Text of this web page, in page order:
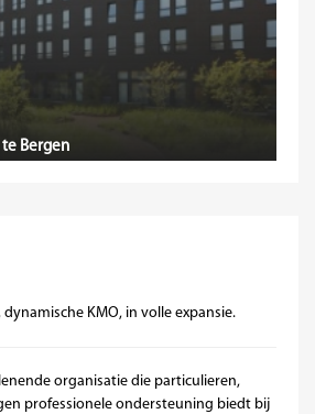
Bergen
KMO, in volle expansie.
organisatie die particulieren,
professionele ondersteuning biedt bij